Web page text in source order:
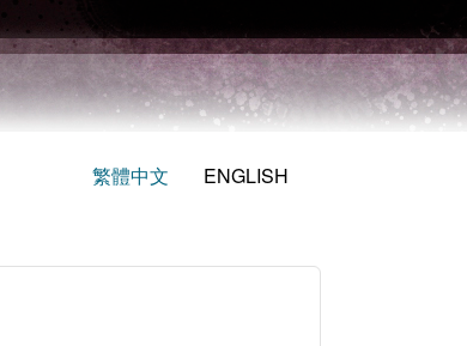
繁體中文 ENGLISH